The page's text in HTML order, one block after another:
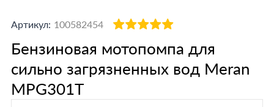
Артикул: 100582454
Бензиновая мотопомпа для
сильно загрязненных вод Meran
MPG301T